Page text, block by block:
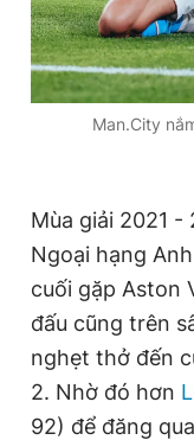
Man.City
Mùa giải 2021
Ngoại hạng
cuối gặp Aston
đấu cũng trên
nghẹt thở đến
2. Nhờ đó hơn
92) để đăng